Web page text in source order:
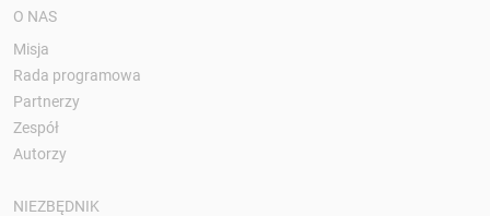
O NAS
Misja
Rada programowa
Partnerzy
Zespół
Autorzy
NIEZBĘDNIK